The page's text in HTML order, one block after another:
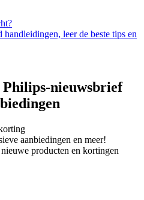
leer de beste tips en
nieuwsbrief
aanbiedingen en meer!
producten en kortingen